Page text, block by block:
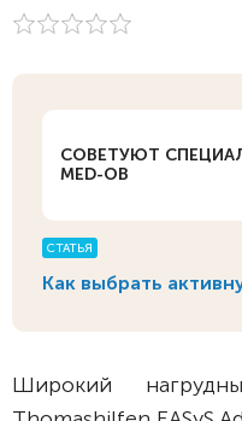
СОВЕТУЮТ
MED-OB
СТАТЬЯ
Как выбрать
Широкий